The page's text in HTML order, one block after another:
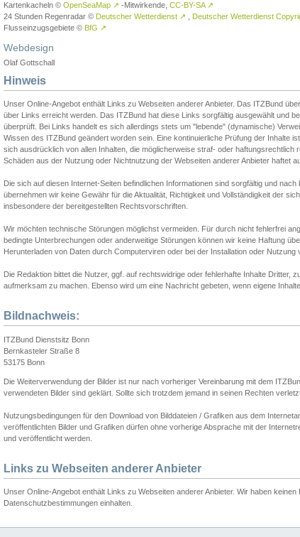
Kartenkacheln © OpenSeaMap ↗ -Mitwirkende, CC-BY-SA ↗
24 Stunden Regenradar © Deutscher Wetterdienst ↗ Deutscher Wetterdienst
Flusseinzugsgebiete © BfG ↗
Webdesign
Olaf Gottschall
Hinweis
Unser Online-Angebot enthält Links zu Webseiten anderer Anbieter. Das ITZBund
über Links erreicht werden. Das ITZBund hat diese Links sorgfältig ausgewählt und
überprüft. Bei Links handelt es sich allerdings stets um "lebende" (dynamische)
Wissen des ITZBund geändert worden sein. Eine kontinuierliche Prüfung der Inhalte
sich ausdrücklich von allen Inhalten, die möglicherweise straf- oder
Schäden aus der Nutzung oder Nichtnutzung der Webseiten anderer Anbieter haftet
Die sich auf diesen Internet-Seiten befindlichen Informationen sind sorgfältig und
übernehmen wir keine Gewähr für die Aktualität, Richtigkeit und Vollständigkeit der
insbesondere der bereitgestellten Rechtsvorschriften.
Wir möchten technische Störungen möglichst vermeiden. Für durch nicht fehlerfrei
bedingte Unterbrechungen oder anderweitige Störungen können wir keine Haftung
Herunterladen von Daten durch Computerviren oder bei der Installation oder
Die Redaktion bittet die Nutzer, ggf. auf rechtswidrige oder fehlerhafte Inhalte Dritter,
aufmerksam zu machen. Ebenso wird um eine Nachricht gebeten, wenn eigene
Bildnachweis:
ITZBund Dienstsitz Bonn
Bernkasteler Straße 8
53175 Bonn
Die Weiterverwendung der Bilder ist nur nach vorheriger Vereinbarung mit dem
verwendeten Bilder sind geklärt. Sollte sich trotzdem jemand in seinen Rechten
Nutzungsbedingungen für den Download von Bilddateien / Grafiken aus dem
veröffentlichten Bilder und Grafiken dürfen ohne vorherige Absprache mit der
und veröffentlicht werden.
Links zu Webseiten anderer Anbieter
Unser Online-Angebot enthält Links zu Webseiten anderer Anbieter. Wir haben
Datenschutzbestimmungen einhalten.